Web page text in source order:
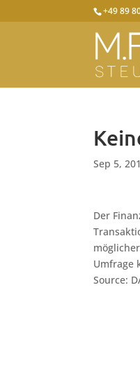
+49 89
Sep 5,
Der
Umfrage
Source: